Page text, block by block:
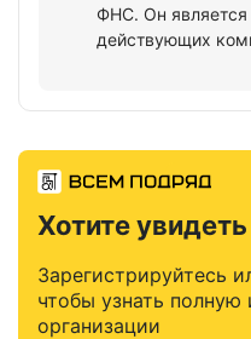
ФНС. Он является
действующих
Хотите
Зарегистрируйтесь
чтобы узнать
организации